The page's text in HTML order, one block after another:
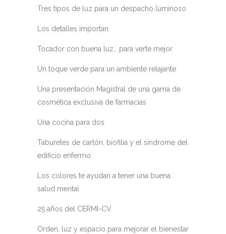
Tres tipos de luz para un despacho luminoso
Los detalles importan
Tocador con buena luz… para verte mejor
Un toque verde para un ambiente relajante
Una presentación Magistral de una gama de
cosmética exclusiva de farmacias
Una cocina para dos
Taburetes de cartón, biofilia y el síndrome del
edificio enfermo
Los colores te ayudan a tener una buena
salud mental
25 años del CERMI-CV
Orden, luz y espacio para mejorar el bienestar